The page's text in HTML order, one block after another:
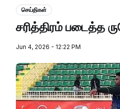
செய்திகள்
சரித்திரம் படைத்த
Jun 4, 2026 - 12:22 PM